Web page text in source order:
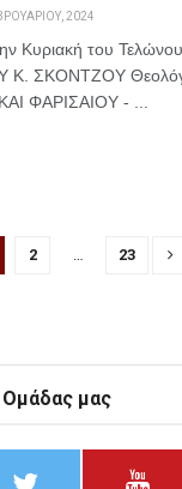
2024
Κυριακή του
Κ. ΣΚΟΝΤΖΟΥ
ΦΑΡΙΣΑΙΟΥ - ...
2 … 23
Ομάδας μας